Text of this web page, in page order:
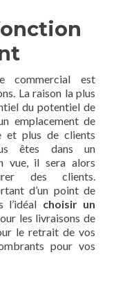
commercial est
La raison la plus
du potentiel de
emplacement de
et plus de clients
êtes dans un
vue, il sera alors
des clients.
d’un point de
l’idéal choisir un
les livraisons de
le retrait de vos
pour vos